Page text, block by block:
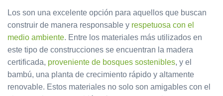
Los son una excelente opción para aquellos que buscan
construir de manera responsable y respetuosa con el
medio ambiente. Entre los materiales más utilizados en
este tipo de construcciones se encuentran la madera
certificada, proveniente de bosques sostenibles, y el
bambú, una planta de crecimiento rápido y altamente
renovable. Estos materiales no solo son amigables con el